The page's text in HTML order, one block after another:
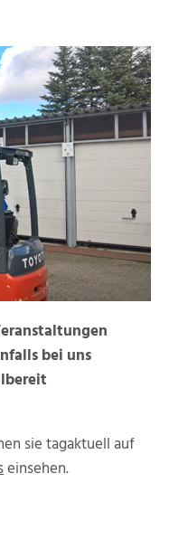
bei uns
sie tagaktuell auf
einsehen.